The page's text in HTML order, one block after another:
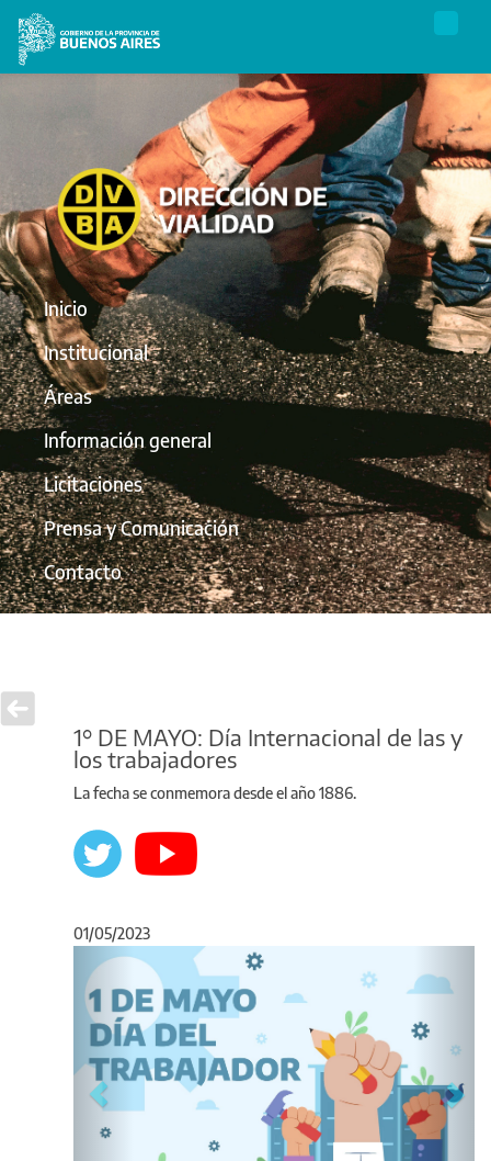
Inicio
Institucional
Áreas
Información general
Licitaciones
Prensa y Comunicación
Contacto
1° DE MAYO: Día Internacional de las y
los trabajadores
La fecha se conmemora desde el año 1886.
01/05/2023
Anterior